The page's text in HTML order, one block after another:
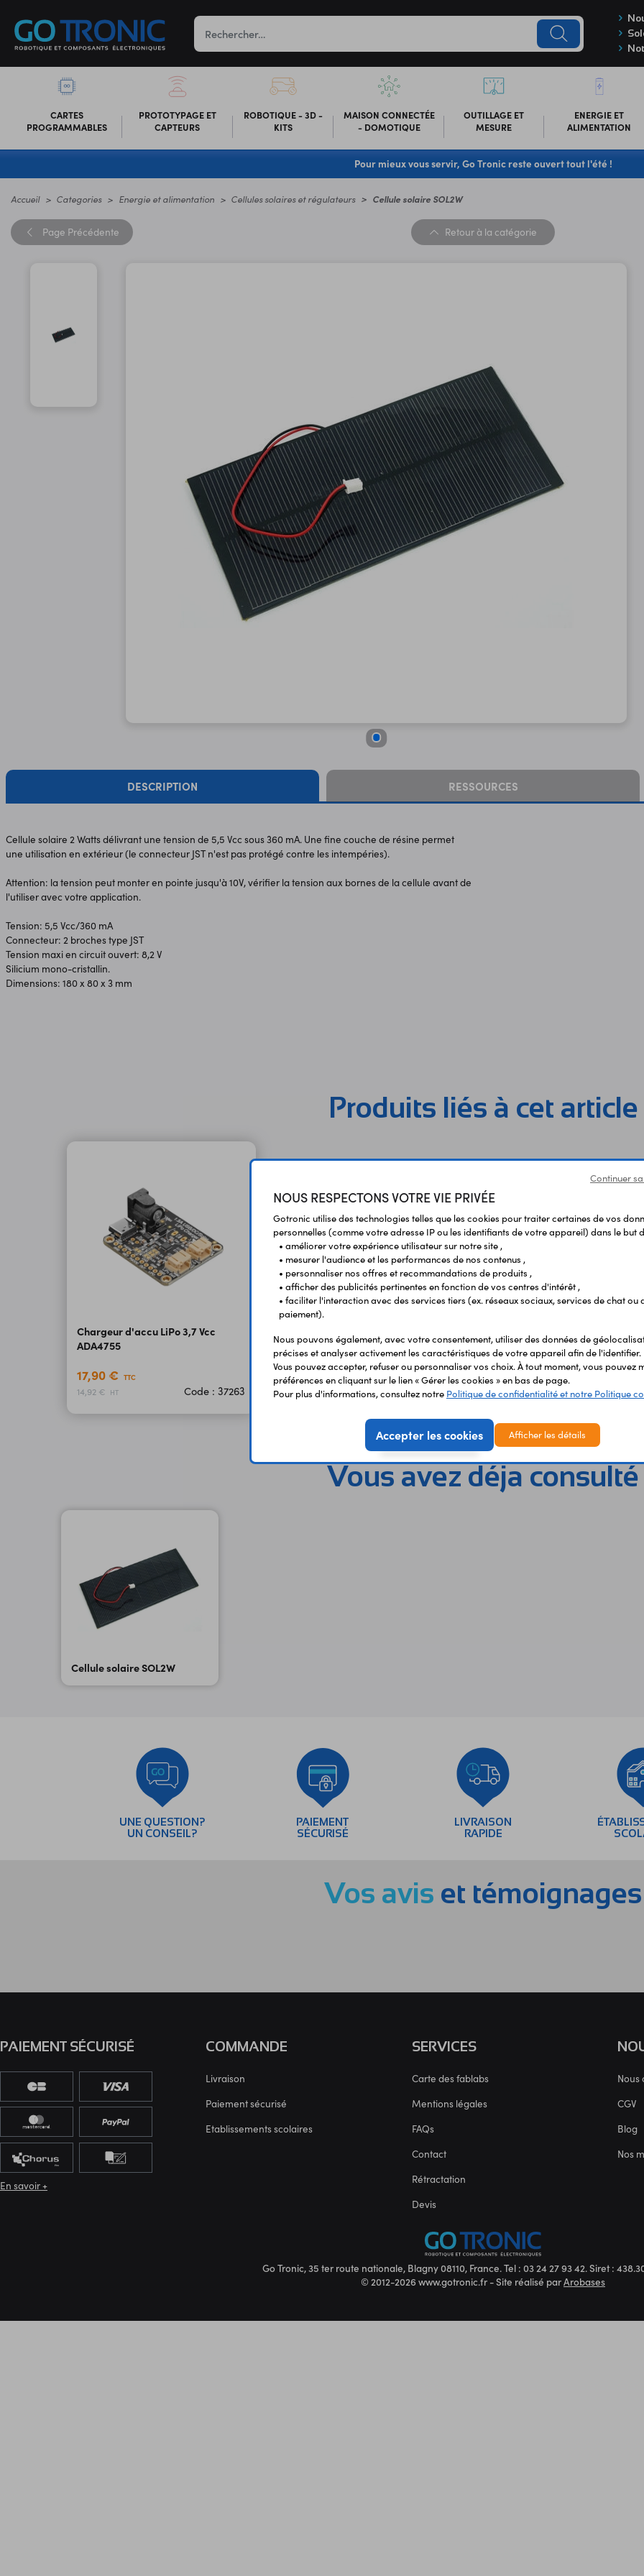
CARTES
PROGRAMMABLES
PROTOTYPAGE ET
CAPTEURS
ROBOTIQUE - 3D -
KITS
MAISON CONNECTÉE
- DOMOTIQUE
OUTILLAGE ET
MESURE
ENERGIE ET
ALIMENTATION
Pour mieux vous servir, Go Tronic reste ouvert tout l'été !
Accueil Categories Energie et alimentation Cellules solaires et régulateurs Cellule solaire SOL2W
Page Précédente Retour à la catégorie
DESCRIPTION RESSOURCES
Cellule solaire 2 Watts délivrant une tension de 5,5 Vcc sous 360 mA. Une fine couche de résine permet
une utilisation en extérieur (le connecteur JST n'est pas protégé contre les intempéries).
Attention: la tension peut monter en pointe jusqu'à 10V, vérifier la tension aux bornes de la cellule avant de
l'utiliser avec votre application.
Tension: 5,5 Vcc/360 mA
Connecteur: 2 broches type JST
Tension maxi en circuit ouvert: 8,2 V
Silicium mono-cristallin.
Dimensions: 180 x 80 x 3 mm
Produits liés à cet article
Chargeur d'accu LiPo 3,7 Vcc
ADA4755
17,90 € TTC
14,92 € HT Code : 37263
Vous avez déja consulté
Cellule solaire SOL2W
UNE QUESTION?
UN CONSEIL?
PAIEMENT
SÉCURISÉ
LIVRAISON
RAPIDE
Vos avis et témoignages
COMMANDE
Livraison
Paiement sécurisé
Etablissements scolaires
SERVICES
Carte des fablabs
Mentions légales
FAQs
Contact
Rétractation
Devis
Nous
CGV
Blog
Nos
PAIEMENT SÉCURISÉ
En savoir +
Go Tronic, 35 ter route nationale, Blagny 08110, France. Tel : 03 24 27 93 42. Siret :
© 2012-2026 www.gotronic.fr - Site réalisé parArobases
Continuer
NOUS RESPECTONS VOTRE VIE PRIVÉE
Gotronic utilise des technologies telles que les cookies pour traiter certaines de vos
personnelles (comme votre adresse IP ou les identifiants de votre appareil) dans le but
• améliorer votre expérience utilisateur sur notre site ,
• mesurer l'audience et les performances de nos contenus ,
• personnaliser nos offres et recommandations de produits ,
• afficher des publicités pertinentes en fonction de vos centres d'intérêt ,
• faciliter l'interaction avec des services tiers (ex. réseaux sociaux, services de chat ou
paiement).
Nous pouvons également, avec votre consentement, utiliser des données de
précises et analyser activement les caractéristiques de votre appareil afin de l'identifier.
Vous pouvez accepter, refuser ou personnaliser vos choix. À tout moment, vous pouvez
préférences en cliquant sur le lien « Gérer les cookies » en bas de page.
Pour plus d'informations, consultez notre Politique de confidentialité et notre Politique
Accepter les cookies Afficher les détails